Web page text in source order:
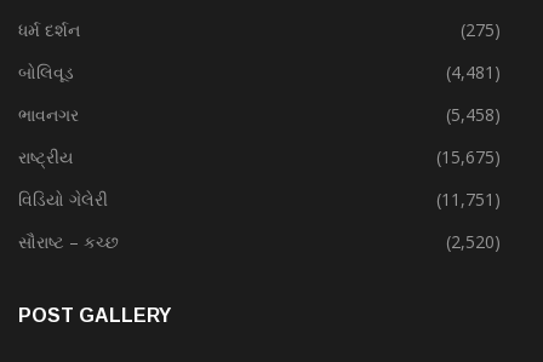
ધર્મ દર્શન
(275)
બોલિવૂડ
(4,481)
ભાવનગર
(5,458)
રાષ્ટ્રીય
(15,675)
વિડિયો ગેલેરી
(11,751)
સૌરાષ્ટ – કચ્છ
(2,520)
POST GALLERY